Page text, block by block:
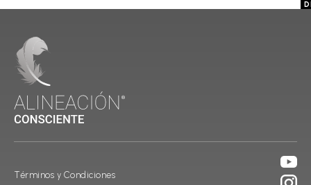
Términos y Condiciones